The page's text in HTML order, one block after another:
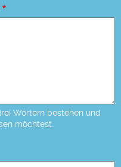
Wörtern bestehen und
möchtest.